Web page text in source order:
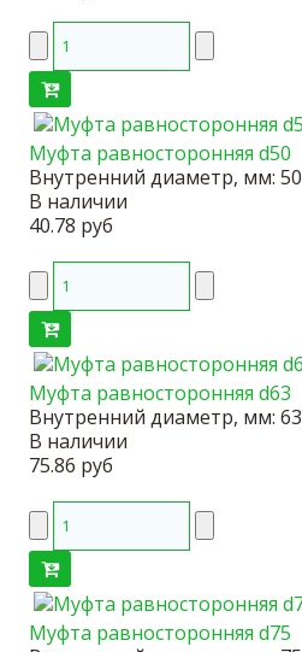
Муфта равносторонняя d50
Внутренний диаметр, мм: 50
В наличии
40.78 руб
Муфта равносторонняя d63
Внутренний диаметр, мм: 63
В наличии
75.86 руб
Муфта равносторонняя d75